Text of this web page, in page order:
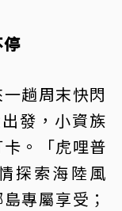
趟周末快閃
發，小資族
。「虎哩普
探索海陸風
專屬享受；